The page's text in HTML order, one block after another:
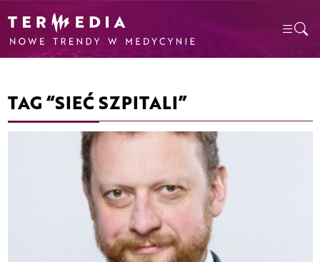
TAG “SIEĆ SZPITALI”